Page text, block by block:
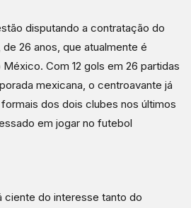
disputando a contratação do
26 anos, que atualmente é
Com 12 gols em 26 partidas
mexicana, o centroavante já
dos dois clubes nos últimos
em jogar no futebol
ciente do interesse tanto do